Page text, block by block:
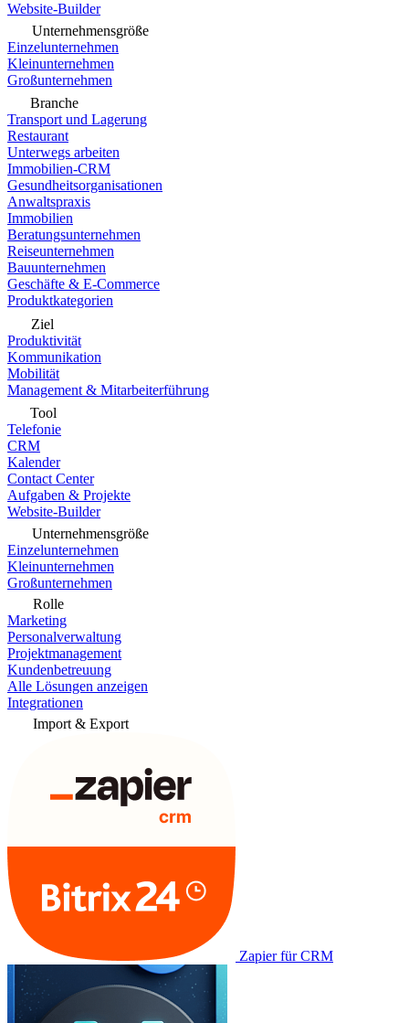
Website-Builder
Unternehmensgröße
Einzelunternehmen
Kleinunternehmen
Großunternehmen
Branche
Transport und Lagerung
Restaurant
Unterwegs arbeiten
Immobilien-CRM
Gesundheitsorganisationen
Anwaltspraxis
Immobilien
Beratungsunternehmen
Reiseunternehmen
Bauunternehmen
Geschäfte & E-Commerce
Produktkategorien
Ziel
Produktivität
Kommunikation
Mobilität
Management & Mitarbeiterführung
Tool
Telefonie
CRM
Kalender
Contact Center
Aufgaben & Projekte
Website-Builder
Unternehmensgröße
Einzelunternehmen
Kleinunternehmen
Großunternehmen
Rolle
Marketing
Personalverwaltung
Projektmanagement
Kundenbetreuung
Alle Lösungen anzeigen
Integrationen
Import & Export
Zapier für CRM